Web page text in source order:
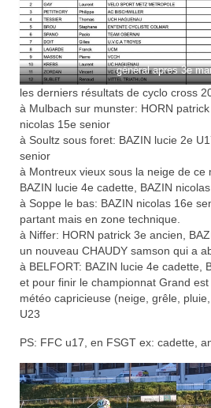
Documentation
Loisirs
Sorties
Strava
Route, Piste, Cyclo-cross
Plan d’entraînement
Nos organisations de la
VTT
Team Hase
BMX
général apres 3e
les derniers résultats de cyclo cross
à Mulbach sur munster: HORN
nicolas 15e senior
à Soultz sous foret: BAZIN lucie 2e
senior
à Montreux vieux sous la neige de ce
BAZIN lucie 4e cadette, BAZIN
à Soppe le bas: BAZIN nicolas 16e
partant mais en zone technique.
à Niffer: HORN patrick 3e ancien,
un nouveau CHAUDY samson qui a
à BELFORT: BAZIN lucie 4e cadette,
et pour finir le championnat Grand
météo capricieuse (neige, grêle,
U23
PS: FFC u17, en FSGT ex: cadette,